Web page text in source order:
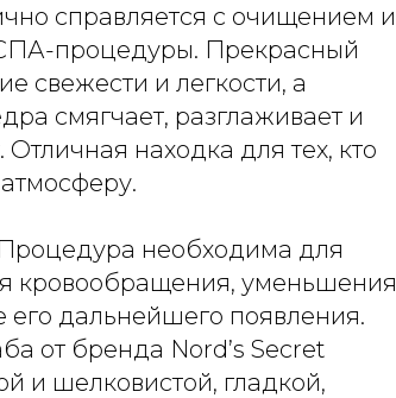
справляется с очищением и
процедуры. Прекрасный
свежести и легкости, а
смягчает, разглаживает и
находка для тех, кто
необходима для
кровообращения, уменьшения
дальнейшего появления.
от бренда Nord’s Secret
и шелковистой, гладкой,